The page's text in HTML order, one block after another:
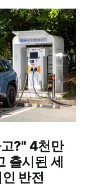
?" 4천만
출시된 세
반전